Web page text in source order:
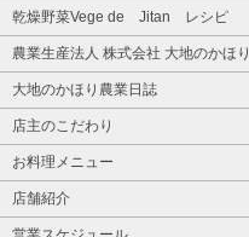
乾燥野菜Vege de Jitan レシピ
農業生産法人 株式会社 大地のかほり
大地のかほり農業日誌
店主のこだわり
お料理メニュー
店舗紹介